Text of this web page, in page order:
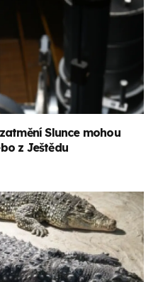
Slunce mohou
z Ještědu